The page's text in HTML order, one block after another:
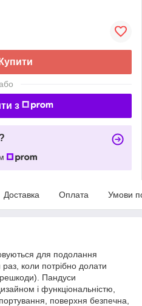
Купити
з
Доставка Оплата Умови
для подолання
коли потрібно долати
Пандуси
і функціональністю,
поверхня безпечна,